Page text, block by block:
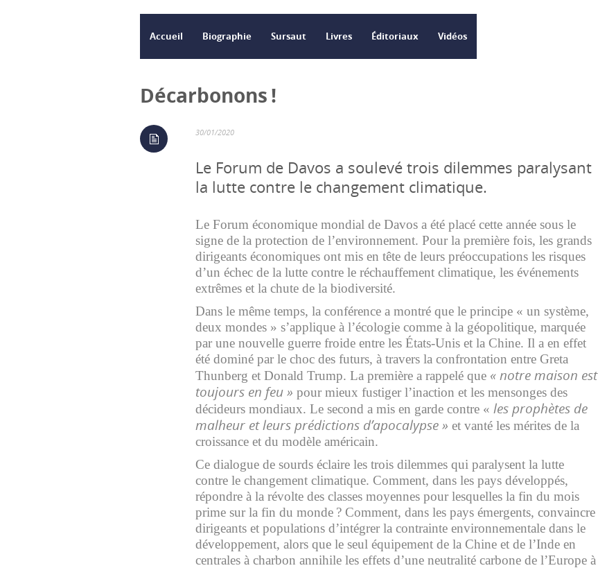
Accueil Biographie Sursaut Livres Éditoriaux Vidéos
Décarbonons !
30/01/2020
Le Forum de Davos a soulevé trois dilemmes paralysant
la lutte contre le changement climatique.
Le Forum économique mondial de Davos a été placé cette année sous le
signe de la protection de l’environnement. Pour la première fois, les grands
dirigeants économiques ont mis en tête de leurs préoccupations les risques
d’un échec de la lutte contre le réchauffement climatique, les événements
extrêmes et la chute de la biodiversité.
Dans le même temps, la conférence a montré que le principe « un système,
deux mondes » s’applique à l’écologie comme à la géopolitique, marquée
par une nouvelle guerre froide entre les États-Unis et la Chine. Il a en effet
été dominé par le choc des futurs, à travers la confrontation entre Greta
Thunberg et Donald Trump. La première a rappelé que « notre maison est
toujours en feu » pour mieux fustiger l’inaction et les mensonges des
décideurs mondiaux. Le second a mis en garde contre « les prophètes de
malheur et leurs prédictions d’apocalypse » et vanté les mérites de la
croissance et du modèle américain.
Ce dialogue de sourds éclaire les trois dilemmes qui paralysent la lutte
contre le changement climatique. Comment, dans les pays développés,
répondre à la révolte des classes moyennes pour lesquelles la fin du mois
prime sur la fin du monde ? Comment, dans les pays émergents, convaincre
dirigeants et populations d’intégrer la contrainte environnementale dans le
développement, alors que le seul équipement de la Chine et de l’Inde en
centrales à charbon annihile les effets d’une neutralité carbone de l’Europe à